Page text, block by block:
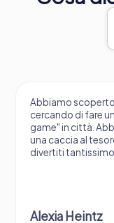
Abbiamo
cercando di fare
game" in città.
una caccia al
divertiti
Alexia Heintz